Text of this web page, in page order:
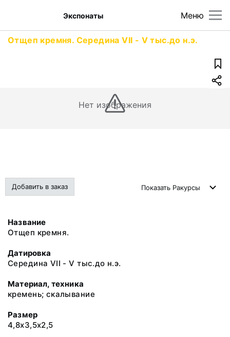
Меню
Экспонаты
Отщеп кремня. Середина VII - V тыс.до н.э.
Нет изображения
Добавить в заказ Показать Ракурсы
Название
Отщеп кремня.
Датировка
Середина VII - V тыс.до н.э.
Материал, техника
кремень; скалывание
Размер
4,8х3,5х2,5